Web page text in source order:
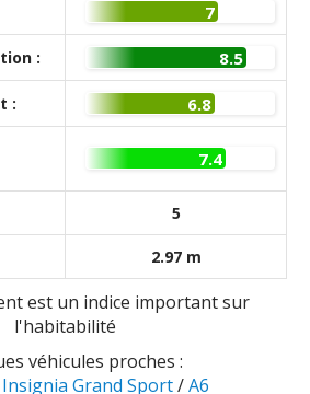
7
: 8.5
: 6.8
7.4
5
2.97 m
est un indice important sur
l'habitabilité
véhicules proches :
Insignia Grand Sport/A6